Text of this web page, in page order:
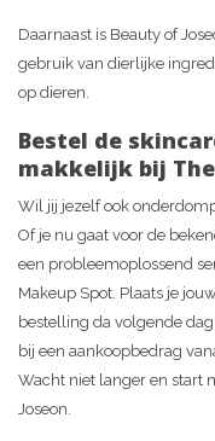
Daarnaast is Beauty of
gebruik van dierlijke
op dieren.
Bestel de
makkelijk bij
Wil jij jezelf ook
Of je nu gaat voor de
een probleemoplossend
Makeup Spot. Plaats je
bestelling da volgende
bij een aankoopbedrag
Wacht niet langer en start
Joseon.